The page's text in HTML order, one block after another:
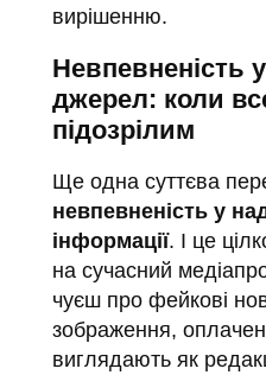
вирішенню.
Невпевненість
джерел: коли
підозрілим
Ще одна суттєва
невпевненість у
інформації. І це
на сучасний
чуєш про фейкові
зображення,
виглядають як